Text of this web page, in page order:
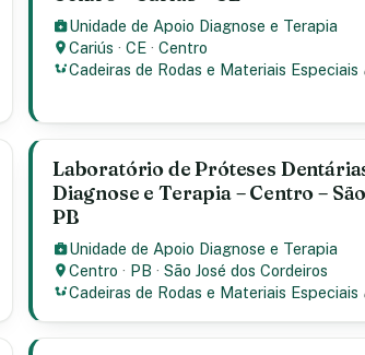
Unidade de Apoio Diagnose e Terapia
Cariús ·CE ·Centro
Cadeiras de Rodas e Materiais Especiais
Laboratório de Próteses
Diagnose e Terapia – Centro –
PB
Unidade de Apoio Diagnose e Terapia
Centro · PB ·São José dos Cordeiros
Cadeiras de Rodas e Materiais Especiais